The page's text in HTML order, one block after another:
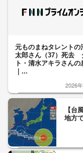
元ものまねタレントの
太郎さん（37）死去
ト・清水アキラさんの
｜...
2026
【台
地方